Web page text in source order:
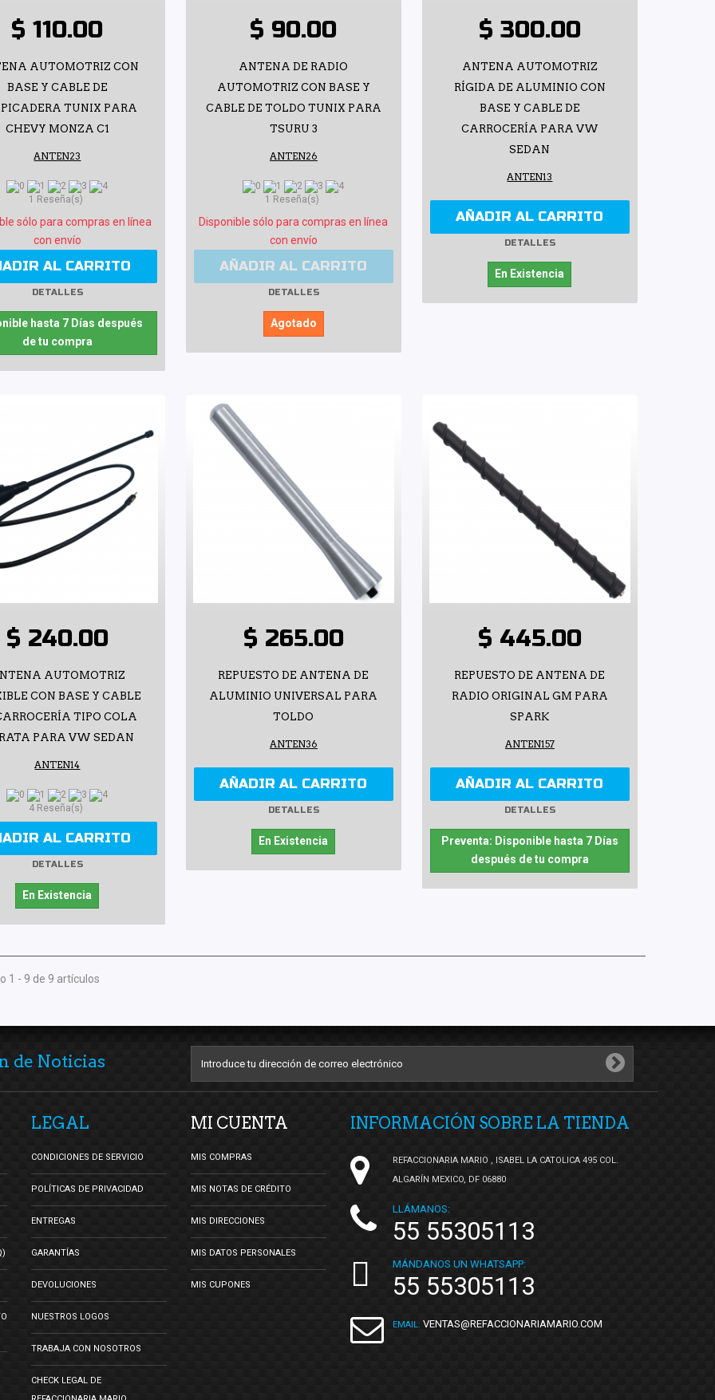
$ 110.00
AUTOMOTRIZ CON
BASE Y CABLE DE
TUNIX PARA
CHEVY MONZA C1
ANTEN23
1 Reseña(s)
sólo para compras en línea
con envío
AL CARRITO
DETALLES
hasta 7 Días después
de tu compra
$ 90.00
ANTENA DE RADIO
AUTOMOTRIZ CON BASE Y
CABLE DE TOLDO TUNIX PARA
TSURU 3
ANTEN26
1 Reseña(s)
Disponible sólo para compras en línea
con envío
AÑADIR AL CARRITO
DETALLES
Agotado
$ 300.00
ANTENA AUTOMOTRIZ
RÍGIDA DE ALUMINIO CON
BASE Y CABLE DE
CARROCERÍA PARA VW
SEDAN
ANTEN13
AÑADIR AL CARRITO
DETALLES
En Existencia
$ 240.00
AUTOMOTRIZ
CON BASE Y CABLE
TIPO COLA
PARA VW SEDAN
ANTEN14
4 Reseña(s)
AL CARRITO
DETALLES
En Existencia
$ 265.00
REPUESTO DE ANTENA DE
ALUMINIO UNIVERSAL PARA
TOLDO
ANTEN36
AÑADIR AL CARRITO
DETALLES
En Existencia
$ 445.00
REPUESTO DE ANTENA DE
RADIO ORIGINAL GM PARA
SPARK
ANTEN157
AÑADIR AL CARRITO
DETALLES
Preventa: Disponible hasta 7 Días
después de tu compra
1 - 9 de 9 artículos
de Noticias
LEGAL
CONDICIONES DE SERVICIO
POLÍTICAS DE PRIVACIDAD
ENTREGAS
GARANTÍAS
DEVOLUCIONES
NUESTROS LOGOS
TRABAJA CON NOSOTROS
CHECK LEGAL DE
MI CUENTA
MIS COMPRAS
MIS NOTAS DE CRÉDITO
MIS DIRECCIONES
MIS DATOS PERSONALES
MIS CUPONES
INFORMACIÓN SOBRE LA TIENDA
REFACCIONARIA MARIO , ISABEL LA CATOLICA 495 COL.
ALGARÍN MEXICO, DF 06880
LLÁMANOS:
55 55305113
MÁNDANOS UN WHATSAPP:
55 55305113
EMAIL: VENTAS@REFACCIONARIAMARIO.COM